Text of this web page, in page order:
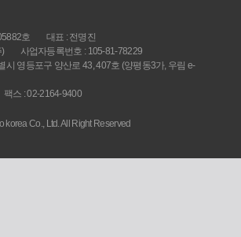
호
대표 : 전명진
사업자등록번호 : 105-81-78229
시 영등포구 양산로 43, 407호 (양평동3가, 우림 e-
팩스 : 02-2164-9400
Co., Ltd. All Right Reserved